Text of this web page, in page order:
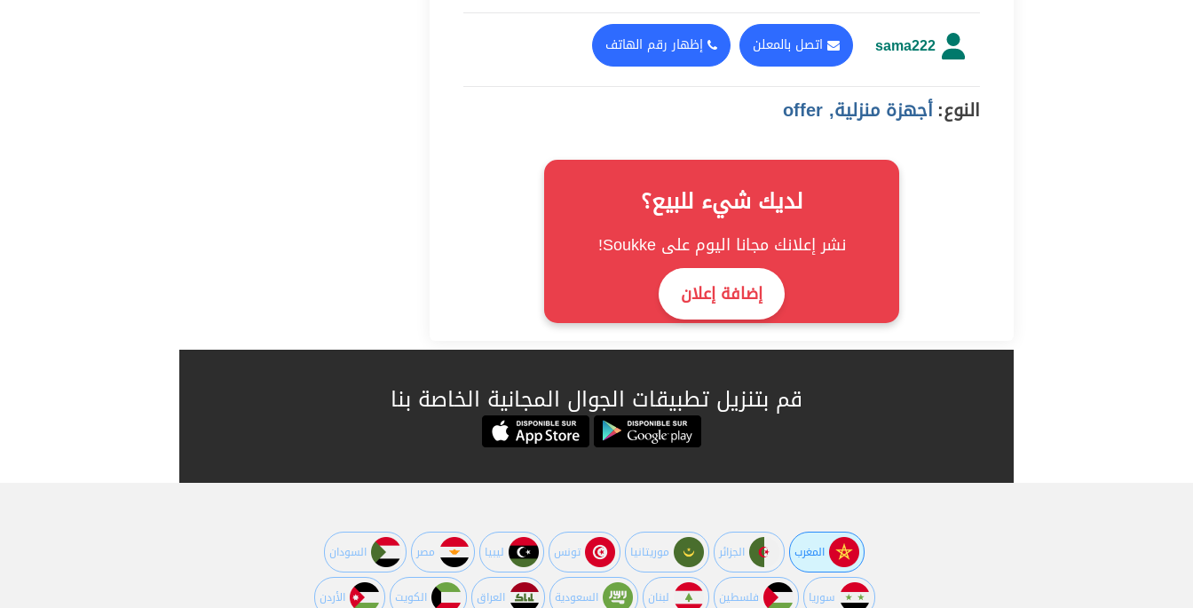
sama222 اتصل بالمعلن إظهار رقم الهاتف
النوع:أجهزة منزلية, offer
لديك شيء للبيع؟
نشر إعلانك مجانا اليوم على Soukke!
إضافة إعلان
قم بتنزيل تطبيقات الجوال المجانية الخاصة بنا
المغرب الجزائر موريتانيا تونس ليبيا مصر السودان
سوريا فلسطين لبنان السعودية العراق الكويت اﻷردن